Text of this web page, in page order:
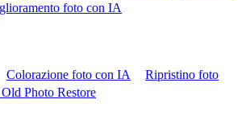
foto con IA
Colorazione foto con IA
Ripristino foto
Photo Restore